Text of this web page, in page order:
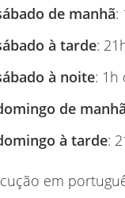
de manhã:
à tarde:
à noite: 1h
de manhã
à tarde:
em